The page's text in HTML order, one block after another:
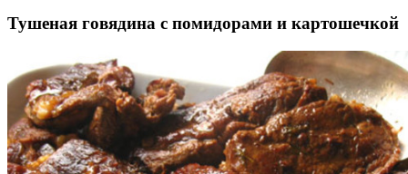
Тушеная говядина с помидорами и картошечкой